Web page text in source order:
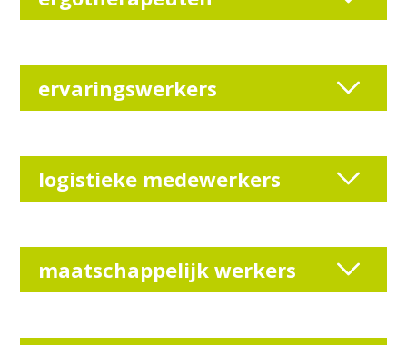
ervaringswerkers
logistieke medewerkers
maatschappelijk werkers